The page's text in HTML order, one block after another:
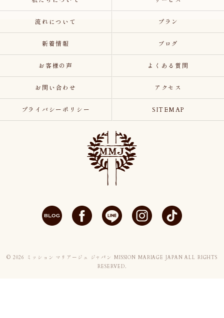
流れについて プラン
新着情報 ブログ
お客様の声 よくある質問
お問い合わせ アクセス
プライバシーポリシー SITEMAP
© 2026 ミッション マリアージュ ジャパン MISSION MARIAGE JAPAN ALL RIGHTS
RESERVED.